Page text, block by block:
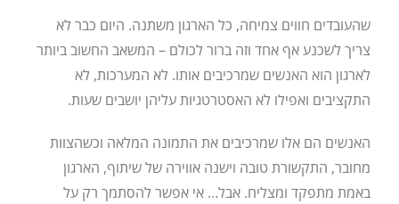
שהעובדים חווים צמיחה, כל הארגון משתנה. היום כבר לא
צריך לשכנע אף אחד וזה ברור לכולם – המשאב החשוב ביותר
לארגון הוא האנשים שמרכיבים אותו. לא המערכות, לא
התקציבים ואפילו לא האסטרטגיות עליהן יושבים שעות.
האנשים הם אלו שמרכיבים את התמונה המלאה וכשהצוות
מחובר, התקשורת טובה וישנה אווירה של שיתוף, הארגון
באמת מתפקד ומצליח. אבל… אי אפשר להסתמך רק על